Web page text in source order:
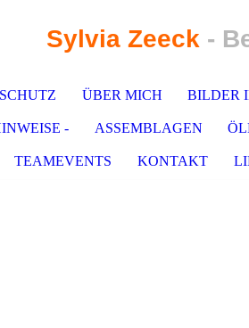
Sylvia Zeeck -
ÜBER MICH BILDER
- ASSEMBLAGEN
TEAMEVENTS KONTAKT